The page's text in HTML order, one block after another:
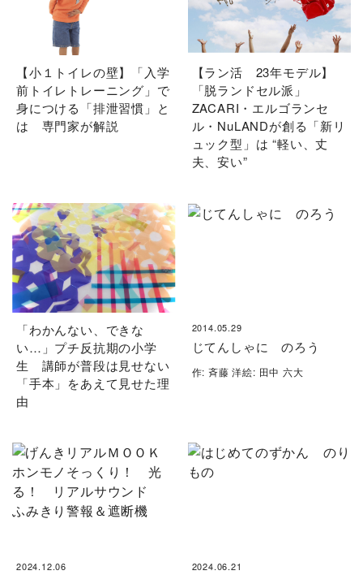
【小１トイレの壁】「入学
前トイレトレーニング」で
身につける「排泄習慣」と
は 専門家が解説
【ラン活 23年モデル】
「脱ランドセル派」
ZACARI・エルゴランセ
ル・NuLANDが創る「新リ
ュック型」は “軽い、丈
夫、安い”
「わかんない、できな
い…」プチ反抗期の小学
生 講師が普段は見せない
「手本」をあえて見せた理
由
2014.05.29
じてんしゃに のろう
作: 斉藤 洋絵: 田中 六大
2024.12.06 2024.06.21